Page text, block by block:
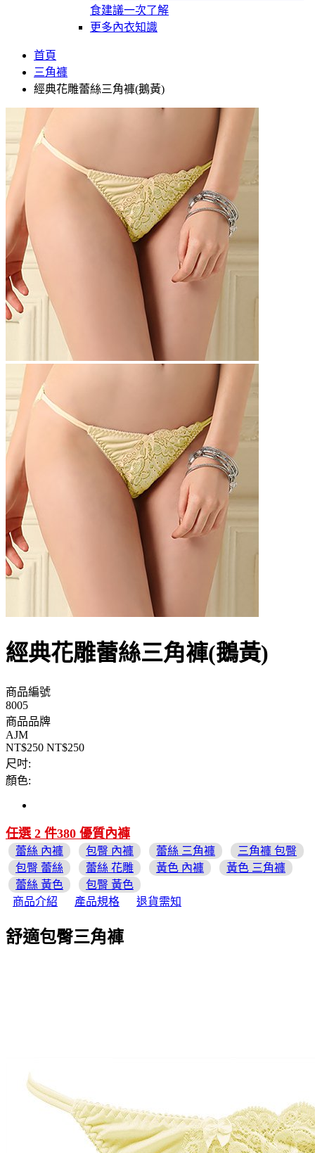
食建議一次了解
更多內衣知識
首頁
三角褲
經典花雕蕾絲三角褲(鵝黃)
經典花雕蕾絲三角褲(鵝黃)
商品編號
8005
商品品牌
AJM
NT$250 NT$250
尺吋:
顏色:
任選 2 件380 優質內褲
蕾絲 內褲 包臀 內褲 蕾絲 三角褲
三角褲 包臀
包臀 蕾絲
蕾絲 花雕 黃色 內褲
黃色 三角褲
蕾絲 黃色
包臀 黃色
商品介紹
產品規格 退貨需知
舒適包臀三角褲